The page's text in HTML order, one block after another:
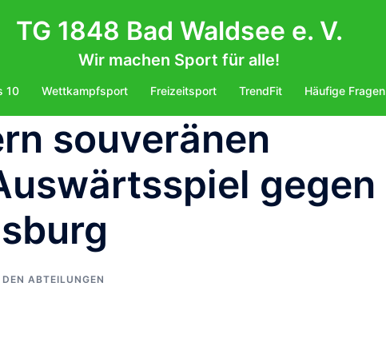
TG 1848 Bad Waldsee e. V.
Wir machen Sport für alle!
10 Wettkampfsport Freizeitsport TrendFit Häufige Fragen
souveränen
gegen
ABTEILUNGEN